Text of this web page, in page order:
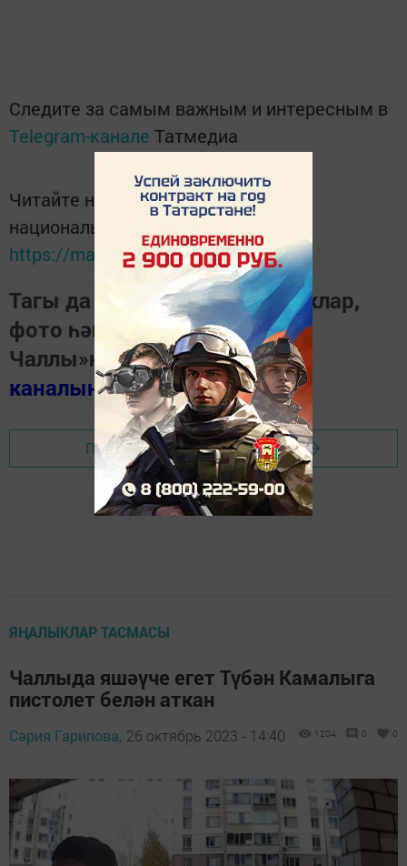
Следите за самым важным и интересным в
Telegram-канале Татмедиа
Читайте новости Татарстана в
национальном мессенджере MАХ:
https://max.ru/tatmedia
Тагы да кызыклырак яңалыклар,
фото һәм видеолар «Шәһри
Чаллы»ныңMAX
каналында(язылыгыз).
Перейти на страницу новости
ЯҢАЛЫКЛАР ТАСМАСЫ
Чаллыда яшәүче егет Түбән Камалыга
пистолет белән аткан
Сәрия Гарипова, 26 октябрь 2023 - 14:40 1204 0 0